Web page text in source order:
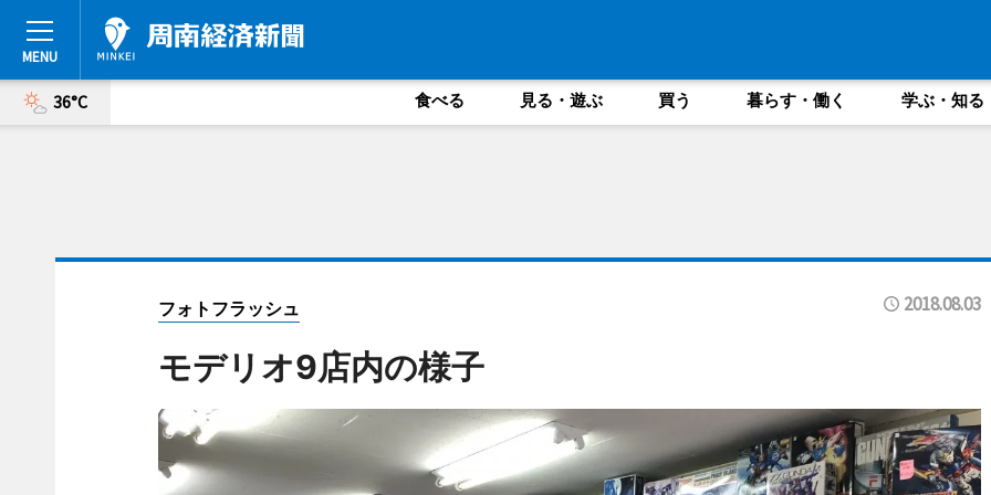
36°C 食べる 見る・遊ぶ 買う 暮らす・働く 学ぶ・知る
フォトフラッシュ 2018.08.03
モデリオ9店内の様子